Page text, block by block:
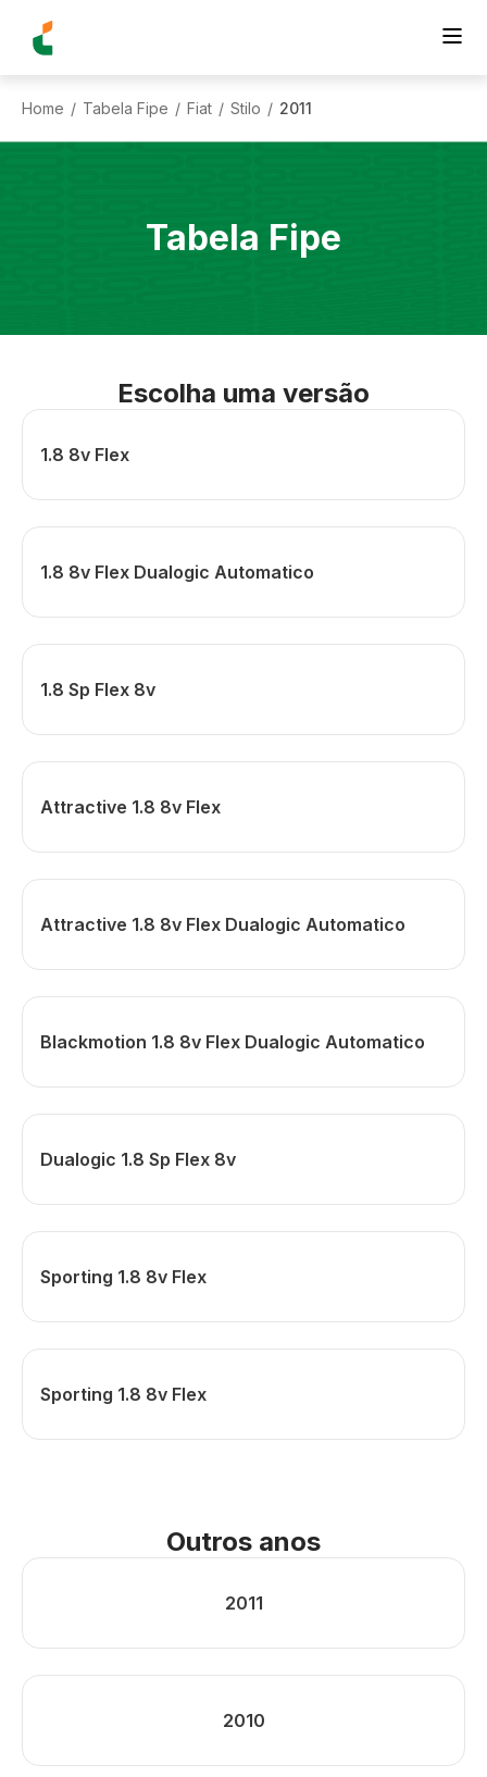
Home / Tabela Fipe / Fiat / Stilo / 2011
Tabela Fipe
Escolha uma versão
1.8 8v Flex
1.8 8v Flex Dualogic Automatico
1.8 Sp Flex 8v
Attractive 1.8 8v Flex
Attractive 1.8 8v Flex Dualogic Automatico
Blackmotion 1.8 8v Flex Dualogic Automatico
Dualogic 1.8 Sp Flex 8v
Sporting 1.8 8v Flex
Sporting 1.8 8v Flex
Outros anos
2011
2010